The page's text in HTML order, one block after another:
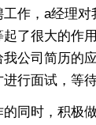
作，a经理对
了很大的作
公司简历的
行面试，等
同时，积极